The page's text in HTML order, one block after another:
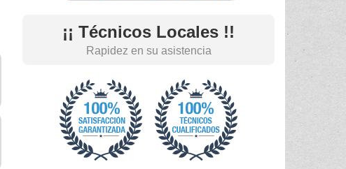
¡¡ Técnicos Locales !!
Rapidez en su asistencia